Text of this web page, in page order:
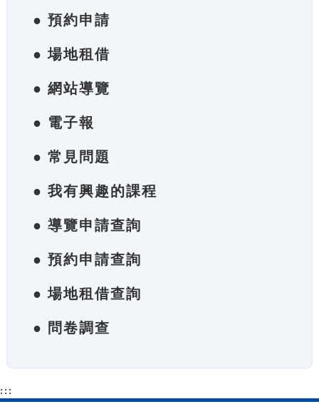
● 預約申請
● 場地租借
● 網站導覽
● 電子報
● 常見問題
● 我有興趣的課程
● 導覽申請查詢
● 預約申請查詢
● 場地租借查詢
● 問卷調查
:::